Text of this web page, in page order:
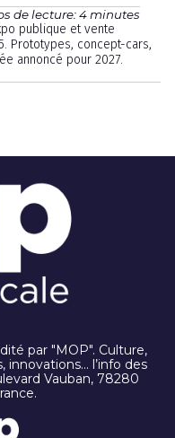
de lecture: 4 minutes
publique et vente
Prototypes, concept-cars,
annoncé pour 2027.
par "MOP". Culture,
l’info des
Vauban, 78280